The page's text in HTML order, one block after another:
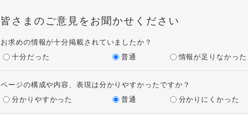
皆さまのご意見をお聞かせください
お求めの情報が十分掲載されていましたか？
十分だった
普通 情報が足りなかった
ページの構成や内容、表現は分かりやすかったですか？
分かりやすかった
普通 分かりにくかった